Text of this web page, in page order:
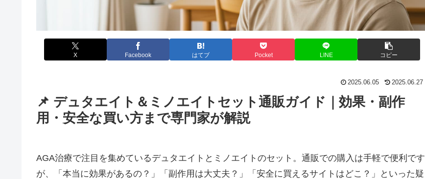
X Facebook はてブ Pocket LINE コピー
2025.06.05 2025.06.27
📌 デュタエイト＆ミノエイトセット通販ガイド｜効果・副作
用・安全な買い方まで専門家が解説
AGA治療で注目を集めているデュタエイトとミノエイトのセット。通販での購入は手軽で便利です
が、「本当に効果があるの？」「副作用は大丈夫？」「安全に買えるサイトはどこ？」といった疑